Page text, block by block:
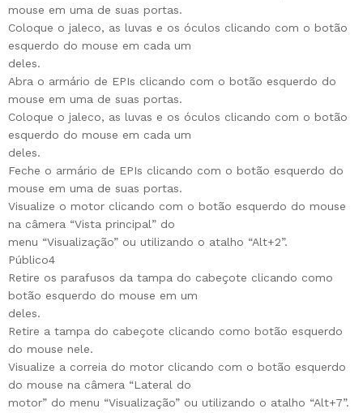
mouse em uma de suas portas.
Coloque o jaleco, as luvas e os óculos clicando com o botão
esquerdo do mouse em cada um
deles.
Abra o armário de EPIs clicando com o botão esquerdo do
mouse em uma de suas portas.
Coloque o jaleco, as luvas e os óculos clicando com o botão
esquerdo do mouse em cada um
deles.
Feche o armário de EPIs clicando com o botão esquerdo do
mouse em uma de suas portas.
Visualize o motor clicando com o botão esquerdo do mouse
na câmera “Vista principal” do
menu “Visualização” ou utilizando o atalho “Alt+2”.
Público4
Retire os parafusos da tampa do cabeçote clicando como
botão esquerdo do mouse em um
deles.
Retire a tampa do cabeçote clicando como botão esquerdo
do mouse nele.
Visualize a correia do motor clicando com o botão esquerdo
do mouse na câmera “Lateral do
motor” do menu “Visualização” ou utilizando o atalho “Alt+7”.